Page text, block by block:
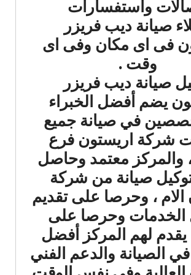
واستفسارات
صيانة ديب فريزر
فى اى مكان وفى اى
وقت .
صيانة ديب فريزر
يضم أفضل الخبراء
في صيانة جميع
شركة اريستون فرع
والمركز معتمد وحاصل
صيانة من شركة
الام ، وحرصا على تقديم
وحرصا على
يقدم لهم المركز أفضل
الصيانة والدعم الفني